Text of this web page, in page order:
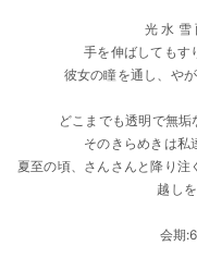
光 水 雪
手を伸ばしてもす
彼女の瞳を通し、や
どこまでも透明で無
そのきらめきは私
夏至の頃、さんさんと降り
越し
会期